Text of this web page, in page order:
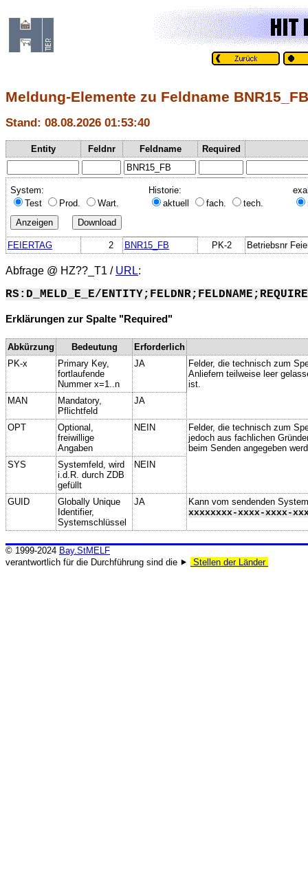
Meldung-Elemente zu Feldname BNR15_FB
Stand: 08.08.2026 01:53:40
Entity Feldnr Feldname Required
System:
Test
Prod. Wart.
Historie:
aktuell
fach. tech.
FEIERTAG 2 BNR15_FB PK-2 Betriebsnr
Abfrage @ HZ??_T1 / URL:
RS:D_MELD_E_E/
Erklärungen zur Spalte "Required"
Abkürzung Bedeutung
Erforderlich
PK-x
Primary Key,
fortlaufende
Nummer x=1..n
JA
Felder, die technisch zum
Anliefern teilweise leer
ist.
MAN
Mandatory,
Pflichtfeld
JA
OPT
Optional,
freiwillige
Angaben
NEIN
Felder, die technisch zum
jedoch aus fachlichen
beim Senden angegeben
SYS
Systemfeld, wird
i.d.R. durch ZDB
gefüllt
NEIN
GUID
Globally Unique
Identifier,
Systemschlüssel
JA
Kann vom sendenden
xxxxxxxx-xxxx-xxxx-
© 1999-2024 Bay.StMELF
verantwortlich für die Durchführung sind die ⯈
Stellen der Länder